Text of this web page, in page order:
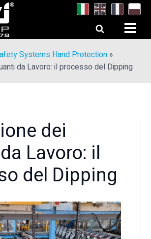
Systems Hand Protection »
da Lavoro: il processo del Dipping
dei
Lavoro: il
del Dipping